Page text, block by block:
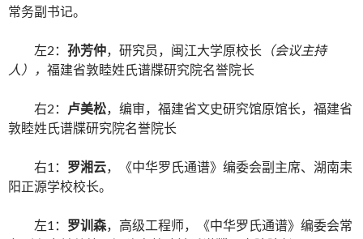
常务副书记。
左2： 孙芳仲，研究员，闽江大学原校长 （会议主持
人）， 福建省敦睦姓氏谱牒研究院名誉院长
右2： 卢美松，编审，福建省文史研究馆原馆长，福建省
敦睦姓氏谱牒研究院名誉院长
右1： 罗湘云，《中华罗氏通谱》编委会副主席、湖南耒
阳正源学校校长。
左1： 罗训森，高级工程师，《中华罗氏通谱》编委会常